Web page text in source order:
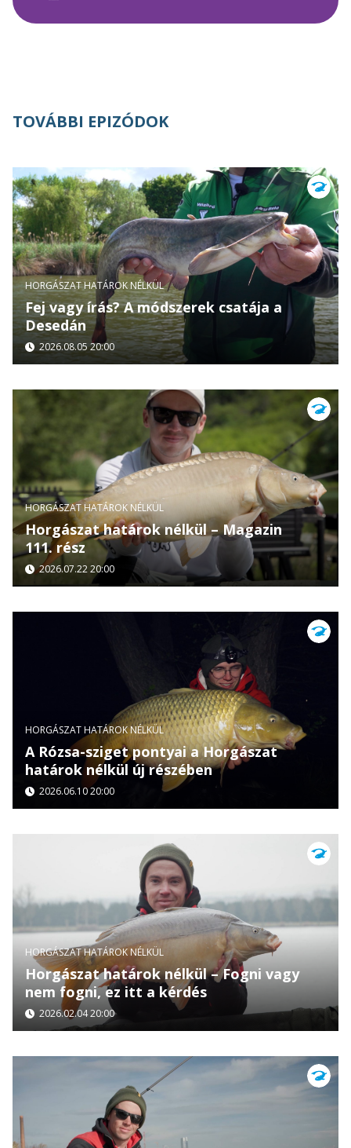
TOVÁBBI EPIZÓDOK
HORGÁSZAT HATÁROK NÉLKÜL
Fej vagy írás? A módszerek csatája a
Desedán
2026.08.05 20:00
HORGÁSZAT HATÁROK NÉLKÜL
Horgászat határok nélkül – Magazin
111. rész
2026.07.22 20:00
HORGÁSZAT HATÁROK NÉLKÜL
A Rózsa-sziget pontyai a Horgászat
határok nélkül új részében
2026.06.10 20:00
HORGÁSZAT HATÁROK NÉLKÜL
Horgászat határok nélkül – Fogni vagy
nem fogni, ez itt a kérdés
2026.02.04 20:00